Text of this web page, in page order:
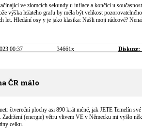
ve zlomcích sekundy u inflace a končící u
výška ležatého grafu by měla být velikost pozorovatelného
let. Hledání osy y je jako klasika: Našli moji rádcové?
00:37 34661x Diskuze:
ČR málo
čtvereční plochy asi 890 krát méně, jak JETE Temelín své
(energie) větru vlivem VE v Německu mi vyšlo
celku.